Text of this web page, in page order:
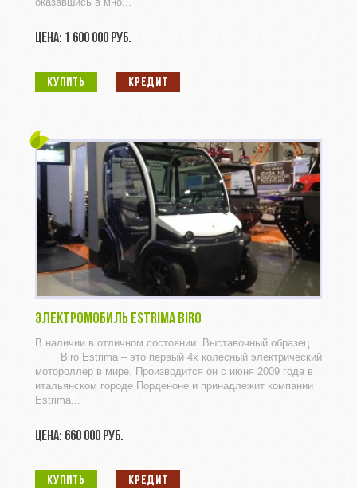
ЦЕНА: 1 600 000 РУБ.
КУПИТЬ КРЕДИТ
ЭЛЕКТРОМОБИЛЬ ESTRIMA BIRO
В наличии в отличном состоянии. Выставочный образец.
Biro Estrima – это первый 4х колесный электрический
мотороллер в мире. Производится он с июня 2009 года в
итальянском городе Порденоне и принадлежит компании
Estrima...
ЦЕНА: 660 000 РУБ.
КУПИТЬ КРЕДИТ